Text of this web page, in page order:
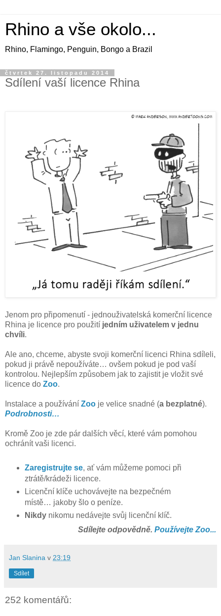
Rhino a vše okolo...
Rhino, Flamingo, Penguin, Bongo a Brazil
čtvrtek 27. listopadu 2014
Sdílení vaší licence Rhina
Jenom pro připomenutí - jednouživatelská komerční licence
Rhina je licence pro použití jedním uživatelem v jednu
chvíli.
Ale ano, chceme, abyste svoji komerční licenci Rhina sdíleli,
pokud ji právě nepoužíváte… ovšem pokud je pod vaší
kontrolou. Nejlepším způsobem jak to zajistit je vložit své
licence do Zoo.
Instalace a používání Zoo je velice snadné (a bezplatné).
Podrobnosti…
Kromě Zoo je zde pár dalších věcí, které vám pomohou
ochránít vaši licenci.
Zaregistrujte se, ať vám můžeme pomoci při
ztrátě/krádeži licence.
Licenční klíče uchovávejte na bezpečném
místě… jakoby šlo o peníze.
Nikdy nikomu nedávejte svůj licenční klíč.
Sdílejte odpovědně. Používejte Zoo...
Jan Slanina v 23:19
Sdílet
252 komentářů: